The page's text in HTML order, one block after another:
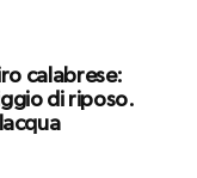
calabrese:
di riposo.